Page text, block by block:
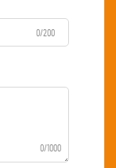
0/200
0/1000